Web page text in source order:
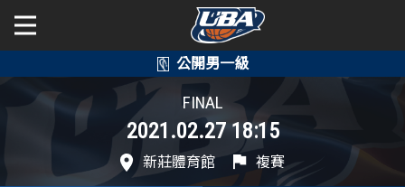
公開男一級
學年度
賽事資訊
公開女一級
學年度
賽事資訊
FINAL
2021.02.27 18:15
新莊體育館 複賽